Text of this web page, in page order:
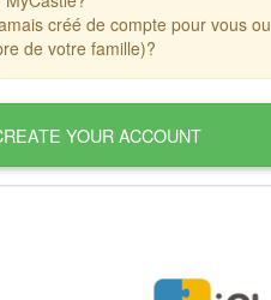
créé de compte pour vous ou
de votre famille)?
YOUR ACCOUNT